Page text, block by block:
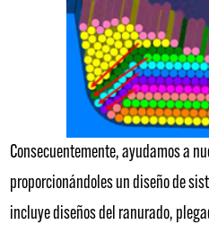
Consecuentemente, ayudamos a
proporcionándoles un diseño de
incluye diseños del ranurado,